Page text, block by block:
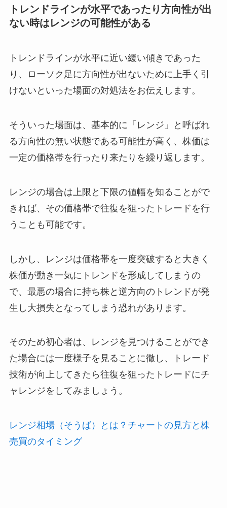
トレンドラインが水平であったり方向性が出
ない時はレンジの可能性がある
トレンドラインが水平に近い緩い傾きであった
り、ローソク足に方向性が出ないために上手く引
けないといった場面の対処法をお伝えします。
そういった場面は、基本的に「レンジ」と呼ばれ
る方向性の無い状態である可能性が高く、株価は
一定の価格帯を行ったり来たりを繰り返します。
レンジの場合は上限と下限の値幅を知ることがで
きれば、その価格帯で往復を狙ったトレードを行
うことも可能です。
しかし、レンジは価格帯を一度突破すると大きく
株価が動き一気にトレンドを形成してしまうの
で、最悪の場合に持ち株と逆方向のトレンドが発
生し大損失となってしまう恐れがあります。
そのため初心者は、レンジを見つけることができ
た場合には一度様子を見ることに徹し、トレード
技術が向上してきたら往復を狙ったトレードにチ
ャレンジをしてみましょう。
レンジ相場（そうば）とは？チャートの見方と株
売買のタイミング